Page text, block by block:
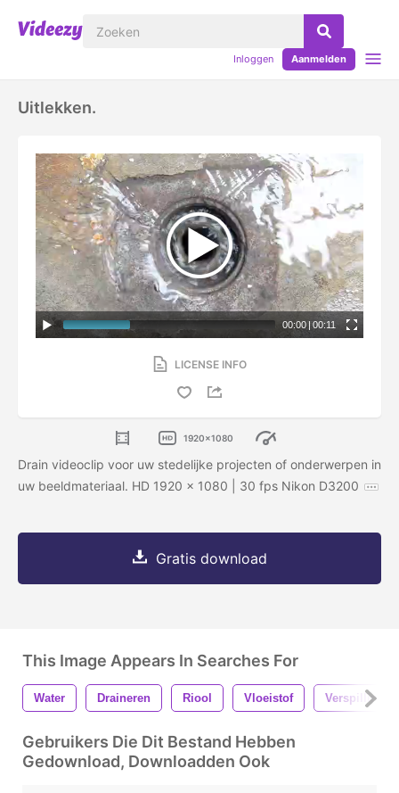
Inloggen Aanmelden
Uitlekken.
00:00| 00:11
LICENSE INFO
1920x1080
Drain videoclip voor uw stedelijke projecten of onderwerpen in
uw beeldmateriaal. HD 1920 x 1080 | 30 fps Nikon D3200
Gratis download
This Image Appears In Searches For
Water Draineren Riool Vloeistof Verspilling
Gebruikers Die Dit Bestand Hebben
Gedownload, Downloadden Ook